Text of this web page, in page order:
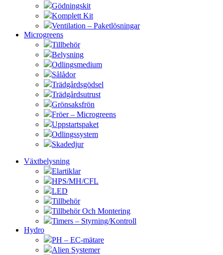
Gödningskit
Komplett Kit
Ventilation – Paketlösningar
Microgreens
Tillbehör
Belysning
Odlingsmedium
Sålådor
Trädgårdsgödsel
Trädgårdsutrust
Grönsaksfrön
Fröer – Microgreens
Uppstartspaket
Odlingssystem
Skadedjur
Växtbelysning
Elartiklar
HPS/MH/CFL
LED
Tillbehör
Tillbehör Och Montering
Timers – Styrning/Kontroll
Hydro
PH – EC-mätare
Alien Systemer